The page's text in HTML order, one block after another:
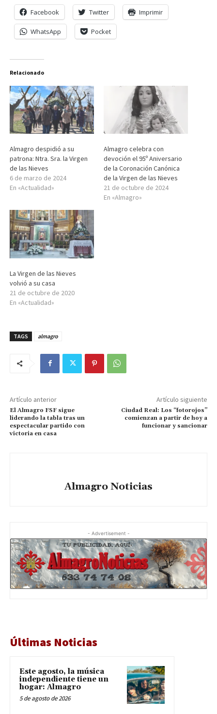
Facebook Twitter Imprimir
WhatsApp Pocket
Relacionado
Almagro despidió a su
patrona: Ntra. Sra. la Virgen
de las Nieves
6 de marzo de 2024
En «Actualidad»
Almagro celebra con
devoción el 95º Aniversario
de la Coronación Canónica
de la Virgen de las Nieves
21 de octubre de 2024
En «Almagro»
La Virgen de las Nieves
volvió a su casa
21 de octubre de 2020
En «Actualidad»
TAGS almagro
Artículo anterior
El Almagro FSF sigue
liderando la tabla tras un
espectacular partido con
victoria en casa
Artículo siguiente
Ciudad Real: Los “fotorojos”
comienzan a partir de hoy a
funcionar y sancionar
Almagro Noticias
- Advertisement -
Últimas Noticias
Este agosto, la música
independiente tiene un
hogar: Almagro
5 de agosto de 2026